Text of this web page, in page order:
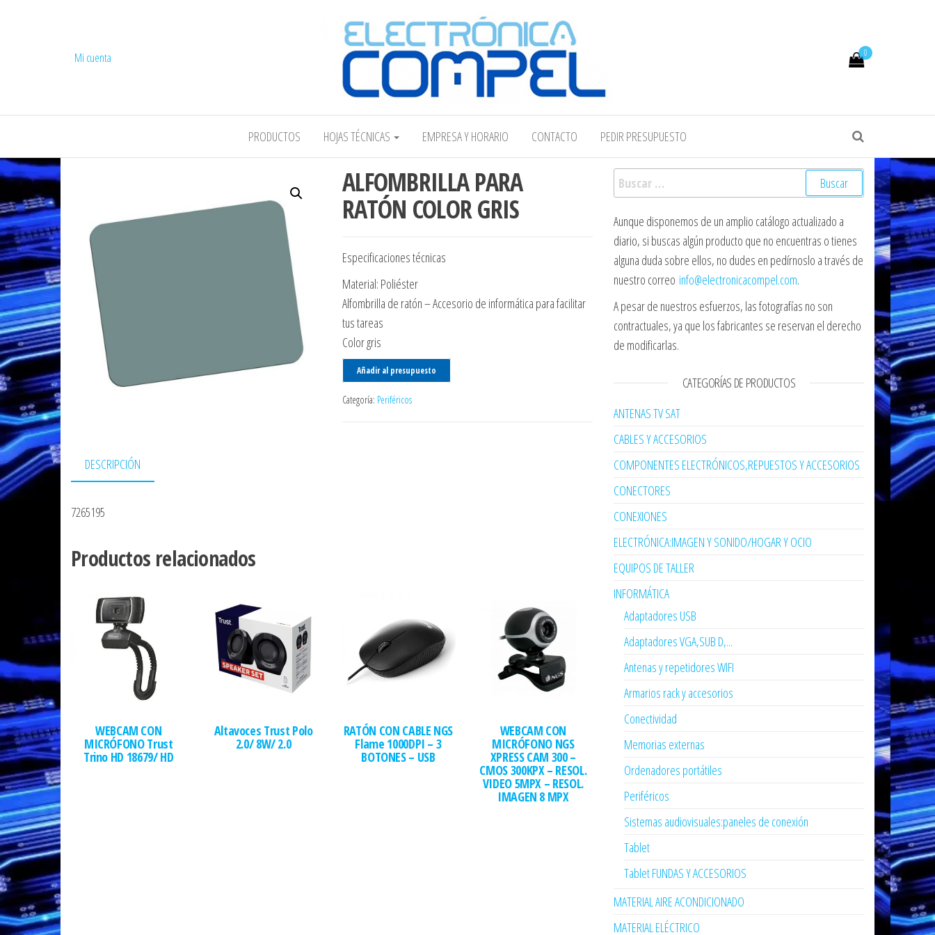
COMPEL Electrónica COMPEL
0
Mi cuenta
PRODUCTOS HOJAS TÉCNICAS EMPRESA Y HORARIO CONTACTO PEDIR PRESUPUESTO
ALFOMBRILLA PARA
RATÓN COLOR GRIS
Especificaciones técnicas
Material: Poliéster
Alfombrilla de ratón – Accesorio de informática para facilitar
tus tareas
Color gris
Añadir al presupuesto
Categoría: Periféricos
DESCRIPCIÓN
7265195
Productos relacionados
WEBCAM CON
MICRÓFONO Trust
Trino HD 18679/ HD
Altavoces Trust Polo
2.0/ 8W/ 2.0
RATÓN CON CABLE NGS
Flame 1000DPI – 3
BOTONES – USB
WEBCAM CON
MICRÓFONO NGS
XPRESS CAM 300 –
CMOS 300KPX – RESOL.
VIDEO 5MPX – RESOL.
IMAGEN 8 MPX
Buscar:
Aunque disponemos de un amplio catálogo actualizado a
diario, si buscas algún producto que no encuentras o tienes
alguna duda sobre ellos, no dudes en pedírnoslo a través de
nuestro correo info@electronicacompel.com.
A pesar de nuestros esfuerzos, las fotografías no son
contractuales, ya que los fabricantes se reservan el derecho
de modificarlas.
CATEGORÍAS DE PRODUCTOS
ANTENAS TV SAT
CABLES Y ACCESORIOS
COMPONENTES ELECTRÓNICOS,REPUESTOS Y ACCESORIOS
CONECTORES
CONEXIONES
ELECTRÓNICA:IMAGEN Y SONIDO/HOGAR Y OCIO
EQUIPOS DE TALLER
INFORMÁTICA
Adaptadores USB
Adaptadores VGA,SUB D,...
Antenas y repetidores WIFI
Armarios rack y accesorios
Conectividad
Memorias externas
Ordenadores portátiles
Periféricos
Sistemas audiovisuales:paneles de conexión
Tablet
Tablet FUNDAS Y ACCESORIOS
MATERIAL AIRE ACONDICIONADO
MATERIAL ELÉCTRICO